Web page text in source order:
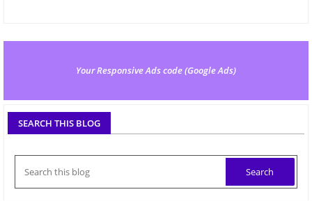
Your Responsive Ads code (Google Ads)
SEARCH THIS BLOG